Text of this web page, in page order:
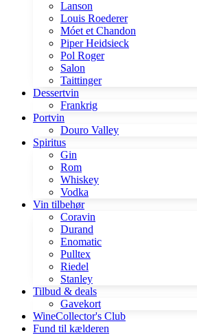
Lanson
Louis Roederer
Móet et Chandon
Piper Heidsieck
Pol Roger
Salon
Taittinger
Dessertvin
Frankrig
Portvin
Douro Valley
Spiritus
Gin
Rom
Whiskey
Vodka
Vin tilbehør
Coravin
Durand
Enomatic
Pulltex
Riedel
Stanley
Tilbud & deals
Gavekort
WineCollector's Club
Fund til kælderen